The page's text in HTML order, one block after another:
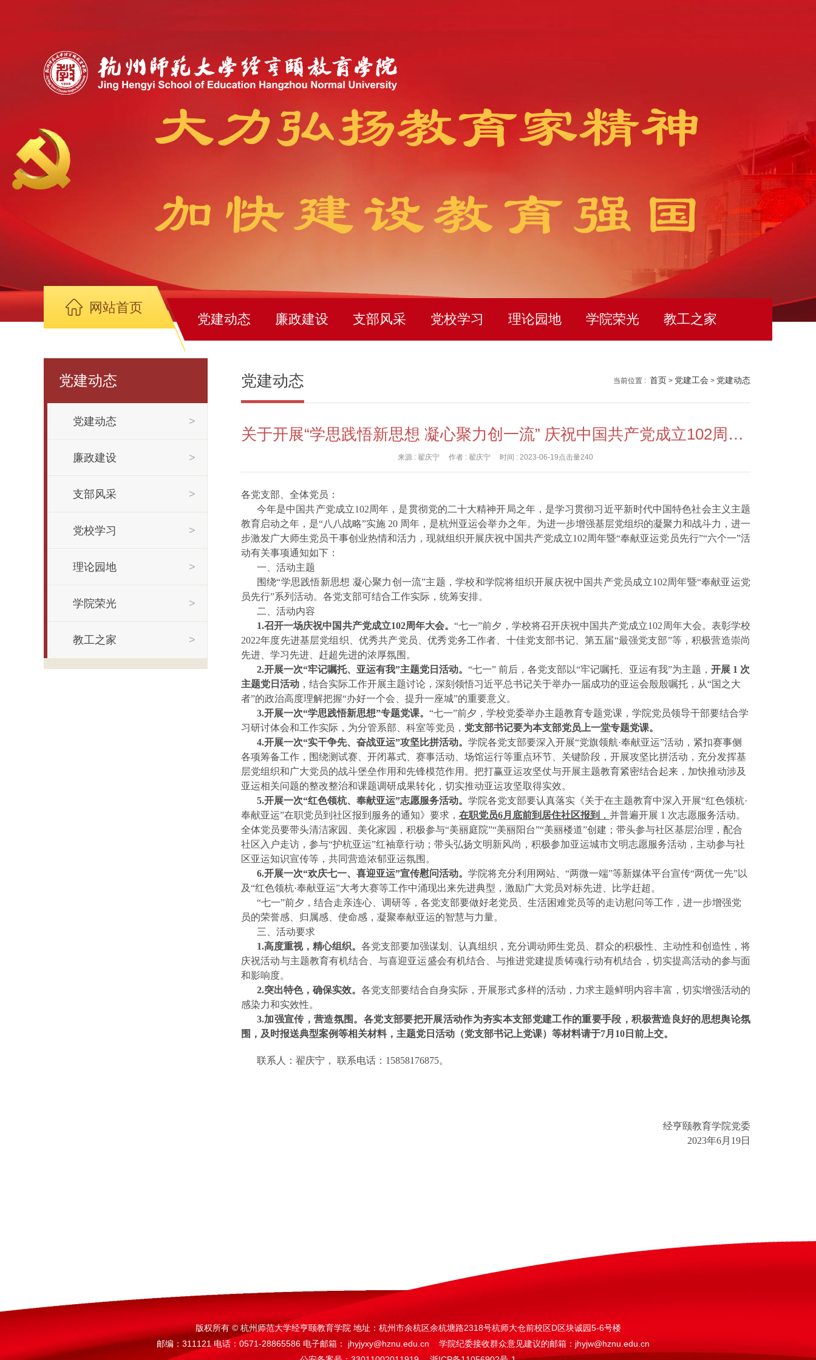
网站首页
党建动态 廉政建设 支部风采 党校学习 理论园地 学院荣光 教工之家
党建动态
党建动态 >
廉政建设 >
支部风采 >
党校学习 >
理论园地 >
学院荣光 >
教工之家 >
党建动态 当前位置 : 首页 > 党建工会 > 党建动态
关于开展“学思践悟新思想 凝心聚力创一流” 庆祝中国共产党成立102周年暨“奉献亚运党员先行”系列活动的通知
来源 :翟庆宁 作者 :翟庆宁 时间 :2023-06-19点击量240
各党支部、全体党员：
今年是中国共产党成立102周年，是贯彻党的二十大精神开局之年，是学习贯彻习近平新时代中国特色社会主义主题
教育启动之年，是“八八战略”实施 20 周年，是杭州亚运会举办之年。为进一步增强基层党组织的凝聚力和战斗力，进一
步激发广大师生党员干事创业热情和活力，现就组织开展庆祝中国共产党成立102周年暨“奉献亚运党员先行”“六个一”活
动有关事项通知如下：
一、活动主题
围绕“学思践悟新思想 凝心聚力创一流”主题，学校和学院将组织开展庆祝中国共产党员成立102周年暨“奉献亚运党
员先行”系列活动。各党支部可结合工作实际，统筹安排。
二、活动内容
1.召开一场庆祝中国共产党成立102周年大会。“七一”前夕， 学校将召开庆祝中国共产党成立102周年大会。表彰学校
2022年度先进基层党组织、优秀共产党员、优秀党务工作者、十佳党支部书记、第五届“最强党支部”等，积极营造崇尚
先进、学习先进、赶超先进的浓厚氛围。
2.开展一次“牢记嘱托、亚运有我”主题党日活动。 “七一” 前后，各党支部 以“牢记嘱托、亚运有我”为主题， 开展 1 次
主题党日活动，结合实际工作开展主题讨论，深刻领悟习近平总书记关于举办一届成功的亚运会殷殷嘱托，从“国之大
者”的政治高度理解把握“办好一个会、提升一座城”的重要意义。
3.开展一次“学思践悟新思想”专题党课。 “七一”前夕，学校党委举办主题教育专题党课，学院党员领导干部要结合学
习研讨体会和工作实际，为分管系部、科室等党员， 党支部书记要为本支部党员上一堂专题党课。
4.开展一次“实干争先、奋战亚运”攻坚比拼活动。 学院各党支部要深入开展“党旗领航·奉献亚运”活动，紧扣赛事侧
各项筹备工作，围绕测试赛、开闭幕式、赛事活动、场馆运行等重点环节、关键阶段，开展攻坚比拼活动，充分发挥基
层党组织和广大党员的战斗堡垒作用和先锋模范作用。把打赢亚运攻坚仗与开展主题教育紧密结合起来，加快推动涉及
亚运相关问题的整改整治和课题调研成果转化，切实推动亚运攻坚取得实效。
5.开展一次“红色领杭、奉献亚运”志愿服务活动。 学院各党支部要认真落实《关于在主题教育中深入开展“红色领杭·
奉献亚运”在职党员到社区报到服务的通知》要求， 在职党员6月底前到居住社区报到 ， 并普遍开展 1 次志愿服务活动。
全体党员要带头清洁家园、美化家园，积极参与“美丽庭院”“美丽阳台”“美丽楼道”创建；带头参与社区基层治理，配合
社区入户走访，参与“护杭亚运”红袖章行动；带头弘扬文明新风尚，积极参加亚运城市文明志愿服务活动，主动参与社
区亚运知识宣传等，共同营造浓郁亚运氛围。
6.开展一次“欢庆七一、喜迎亚运”宣传慰问活动。 学院将充分利用 网站、“两微一端”等新媒体平台宣传“两优一先”以
及“红色领杭·奉献亚运”大考大赛等工作中涌现出来先进典型，激励广大党员对标先进、比学赶超。
“七一”前夕，结合走亲连心、调研等，各党支部要做好老党员、生活困难党员等的走访慰问等工作，进一步增强党
员的荣誉感、归属感、使命感，凝聚奉献亚运的智慧与力量。
三、活动要求
1.高度重视，精心组织。各党支部要加强谋划、认真组织，充分调动师生党员、群众的积极性、主动性和创造性，将
庆祝活动与主题教育有机结合、与喜迎亚运盛会有机结合、与推进党建提质铸魂行动有机结合，切实提高活动的参与面
和影响度。
2.突出特色，确保实效。各党支部要结合自身实际，开展形式多样的活动，力求主题鲜明内容丰富，切实增强活动的
感染力和实效性。
3.加强宣传，营造氛围。 各党支部要把开展活动作为夯实本支部党建工作的重要手段，积极营造良好的思想舆论氛
围，及时报送典型案例等相关材料，主题党日活动（党支部书记上党课）等材料请于7月10日前上交。
联系人：翟庆宁， 联系电话：15858176875。
经亨颐教育学院党委
2023年6月19日
版权所有 © 杭州师范大学经亨颐教育学院 地址：杭州市余杭区余杭塘路2318号杭师大仓前校区D区块诚园5-6号楼
邮编：311121 电话：0571-28865586 电子邮箱： jhyjyxy@hznu.edu.cn
学院纪委接收群众意见建议的邮箱：jhyjw@hznu.edu.cn